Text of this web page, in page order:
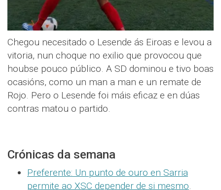
Chegou necesitado o Lesende ás Eiroas e levou a
vitoria, nun choque no exilio que provocou que
houbse pouco público. A SD dominou e tivo boas
ocasións, como un man a man e un remate de
Rojo. Pero o Lesende foi máis eficaz e en dúas
contras matou o partido.
Crónicas da semana
Preferente: Un punto de ouro en Sarria
permite ao XSC depender de si mesmo.